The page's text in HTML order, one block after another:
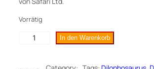
Vorrätig
In den Warenkorb